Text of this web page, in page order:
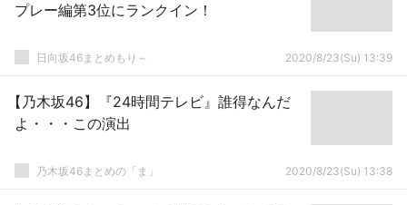
プレー編第3位にランクイン！
日向坂46まとめもり～ 2020/8/23(Su) 13:39
【乃木坂46】『24時間テレビ』誰得なんだ
よ・・・この演出
乃木坂46まとめの「ま」 2020/8/23(Su) 13:38